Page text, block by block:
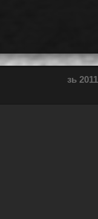
зь 2011